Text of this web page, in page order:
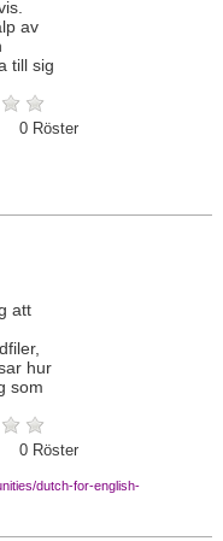
av
till sig
0 Röster
att
hur
som
0 Röster
dutch-for-english-